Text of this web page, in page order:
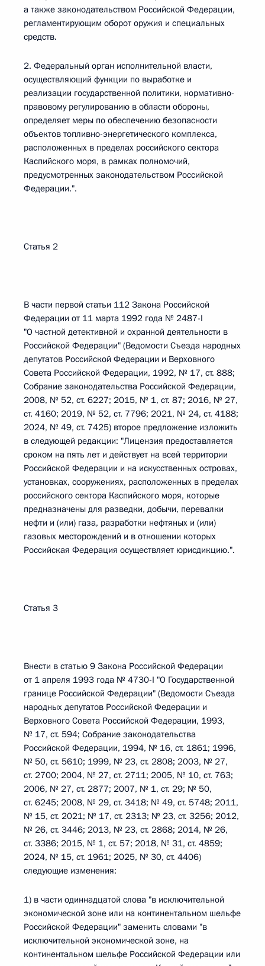
а также законодательством Российской Федерации,
регламентирующим оборот оружия и специальных
средств.
2. Федеральный орган исполнительной власти,
осуществляющий функции по выработке и
реализации государственной политики, нормативно-
правовому регулированию в области обороны,
определяет меры по обеспечению безопасности
объектов топливно-энергетического комплекса,
расположенных в пределах российского сектора
Каспийского моря, в рамках полномочий,
предусмотренных законодательством Российской
Федерации.".
Статья 2
В части первой статьи 112 Закона Российской
Федерации от 11 марта 1992 года № 2487-I
"О частной детективной и охранной деятельности в
Российской Федерации" (Ведомости Съезда народных
депутатов Российской Федерации и Верховного
Совета Российской Федерации, 1992, № 17, ст. 888;
Собрание законодательства Российской Федерации,
2008, № 52, ст. 6227; 2015, № 1, ст. 87; 2016, № 27,
ст. 4160; 2019, № 52, ст. 7796; 2021, № 24, ст. 4188;
2024, № 49, ст. 7425) второе предложение изложить
в следующей редакции: "Лицензия предоставляется
сроком на пять лет и действует на всей территории
Российской Федерации и на искусственных островах,
установках, сооружениях, расположенных в пределах
российского сектора Каспийского моря, которые
предназначены для разведки, добычи, перевалки
нефти и (или) газа, разработки нефтяных и (или)
газовых месторождений и в отношении которых
Российская Федерация осуществляет юрисдикцию.".
Статья 3
Внести в статью 9 Закона Российской Федерации
от 1 апреля 1993 года № 4730-I "О Государственной
границе Российской Федерации" (Ведомости Съезда
народных депутатов Российской Федерации и
Верховного Совета Российской Федерации, 1993,
№ 17, ст. 594; Собрание законодательства
Российской Федерации, 1994, № 16, ст. 1861; 1996,
№ 50, ст. 5610; 1999, № 23, ст. 2808; 2003, № 27,
ст. 2700; 2004, № 27, ст. 2711; 2005, № 10, ст. 763;
2006, № 27, ст. 2877; 2007, № 1, ст. 29; № 50,
ст. 6245; 2008, № 29, ст. 3418; № 49, ст. 5748; 2011,
№ 15, ст. 2021; № 17, ст. 2313; № 23, ст. 3256; 2012,
№ 26, ст. 3446; 2013, № 23, ст. 2868; 2014, № 26,
ст. 3386; 2015, № 1, ст. 57; 2018, № 31, ст. 4859;
2024, № 15, ст. 1961; 2025, № 30, ст. 4406)
следующие изменения:
1) в части одиннадцатой слова "в исключительной
экономической зоне или на континентальном шельфе
Российской Федерации" заменить словами "в
исключительной экономической зоне, на
континентальном шельфе Российской Федерации или